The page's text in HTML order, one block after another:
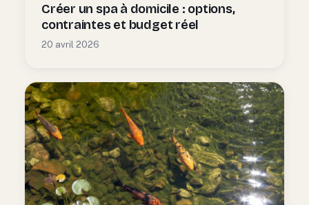
Créer un spa à domicile : options,
contraintes et budget réel
20 avril 2026